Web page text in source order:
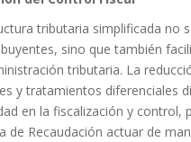
tributaria simplificada no
sino que también
tributaria. La
y tratamientos diferenciales
en la fiscalización y control,
de Recaudación actuar de